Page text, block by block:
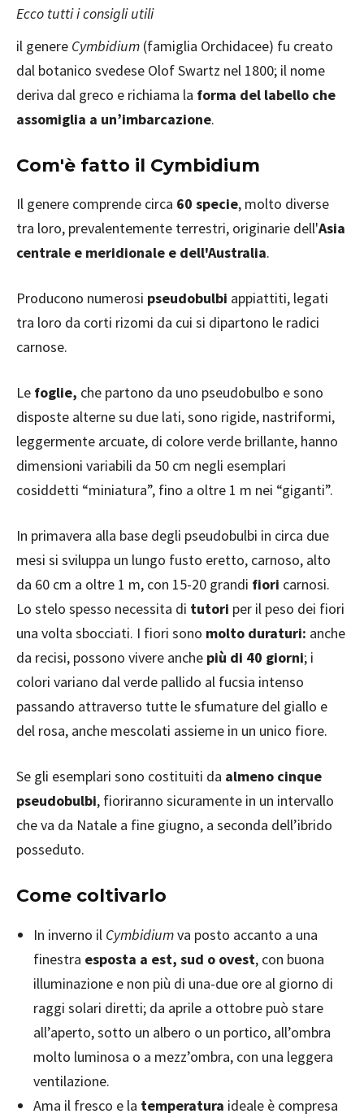
Ecco tutti i consigli utili
il genere Cymbidium (famiglia Orchidacee) fu creato
dal botanico svedese Olof Swartz nel 1800; il nome
deriva dal greco e richiama la forma del labello che
assomiglia a un’imbarcazione.
Com'è fatto il Cymbidium
Il genere comprende circa 60 specie, molto diverse
tra loro, prevalentemente terrestri, originarie dell'Asia
centrale e meridionale e dell'Australia.
Producono numerosi pseudobulbi appiattiti, legati
tra loro da corti rizomi da cui si dipartono le radici
carnose.
Le foglie, che partono da uno pseudobulbo e sono
disposte alterne su due lati, sono rigide, nastriformi,
leggermente arcuate, di colore verde brillante, hanno
dimensioni variabili da 50 cm negli esemplari
cosiddetti “miniatura”, fino a oltre 1 m nei “giganti”.
In primavera alla base degli pseudobulbi in circa due
mesi si sviluppa un lungo fusto eretto, carnoso, alto
da 60 cm a oltre 1 m, con 15-20 grandi fiori carnosi.
Lo stelo spesso necessita di tutori per il peso dei fiori
una volta sbocciati. I fiori sono molto duraturi: anche
da recisi, possono vivere anche più di 40 giorni; i
colori variano dal verde pallido al fucsia intenso
passando attraverso tutte le sfumature del giallo e
del rosa, anche mescolati assieme in un unico fiore.
Se gli esemplari sono costituiti da almeno cinque
pseudobulbi, fioriranno sicuramente in un intervallo
che va da Natale a fine giugno, a seconda dell’ibrido
posseduto.
Come coltivarlo
In inverno il Cymbidiumva posto accanto a una
finestra esposta a est, sud o ovest, con buona
illuminazione e non più di una-due ore al giorno di
raggi solari diretti; da aprile a ottobre può stare
all’aperto, sotto un albero o un portico, all’ombra
molto luminosa o a mezz’ombra, con una leggera
ventilazione.
Ama il fresco e la temperatura ideale è compresa